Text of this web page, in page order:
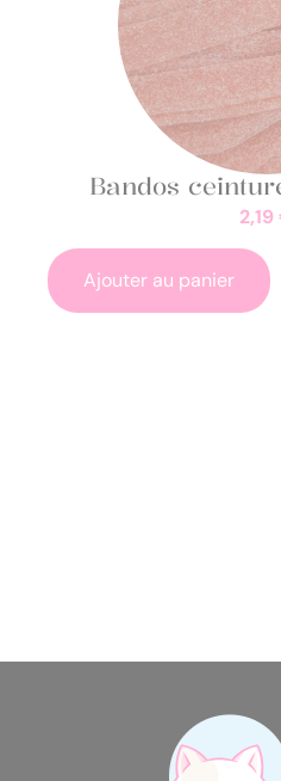
Bandos
2,19
Ajouter au panier